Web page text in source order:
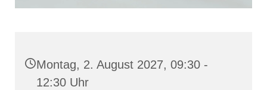
Montag, 2. August 2027, 09:30 -
12:30 Uhr